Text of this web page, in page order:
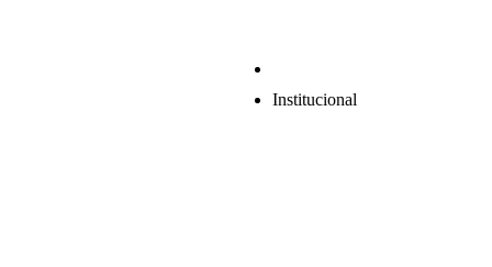
Institucional